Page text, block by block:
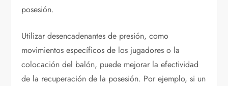
posesión.
Utilizar desencadenantes de presión, como
movimientos específicos de los jugadores o la
colocación del balón, puede mejorar la efectividad
de la recuperación de la posesión. Por ejemplo, si un